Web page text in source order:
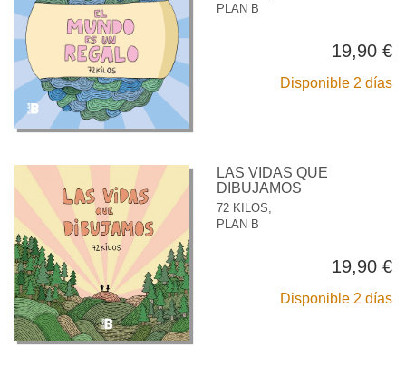
PLAN B
19,90 €
Disponible 2 días
LAS VIDAS QUE
DIBUJAMOS
72 KILOS,
PLAN B
19,90 €
Disponible 2 días